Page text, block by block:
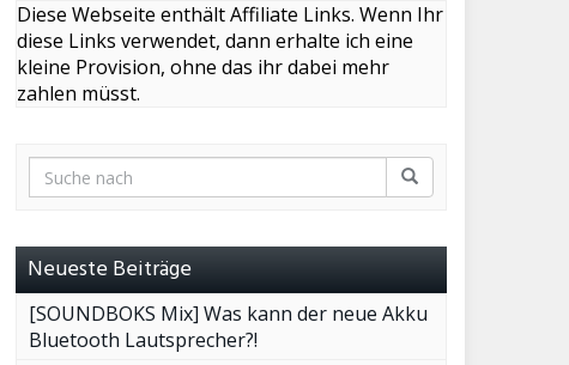
Diese Webseite enthält Affiliate Links. Wenn Ihr
diese Links verwendet, dann erhalte ich eine
kleine Provision, ohne das ihr dabei mehr
zahlen müsst.
Neueste Beiträge
[SOUNDBOKS Mix] Was kann der neue Akku
Bluetooth Lautsprecher?!